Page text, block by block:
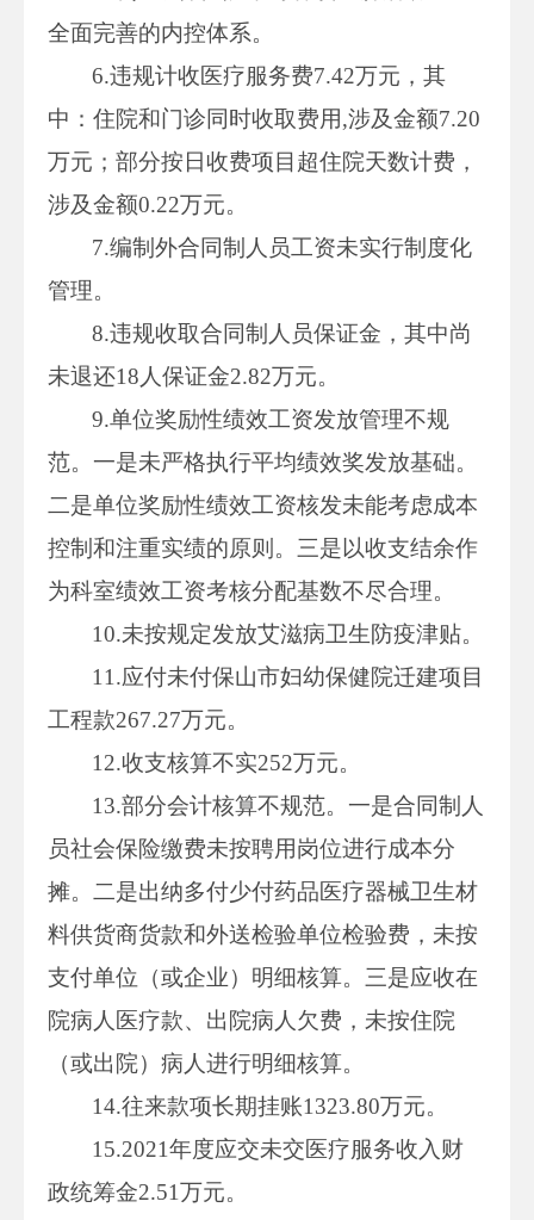
全面完善的内控体系。
6.违规计收医疗服务费7.42万元，其
中：住院和门诊同时收取费用,涉及金额7.20
万元；部分按日收费项目超住院天数计费，
涉及金额0.22万元。
7.编制外合同制人员工资未实行制度化
管理。
8.违规收取合同制人员保证金，其中尚
未退还18人保证金2.82万元。
9.单位奖励性绩效工资发放管理不规
范。一是未严格执行平均绩效奖发放基础。
二是单位奖励性绩效工资核发未能考虑成本
控制和注重实绩的原则。三是以收支结余作
为科室绩效工资考核分配基数不尽合理。
10.未按规定发放艾滋病卫生防疫津贴。
11.应付未付保山市妇幼保健院迁建项目
工程款267.27万元。
12.收支核算不实252万元。
13.部分会计核算不规范。一是合同制人
员社会保险缴费未按聘用岗位进行成本分
摊。二是出纳多付少付药品医疗器械卫生材
料供货商货款和外送检验单位检验费，未按
支付单位（或企业）明细核算。三是应收在
院病人医疗款、出院病人欠费，未按住院
（或出院）病人进行明细核算。
14.往来款项长期挂账1323.80万元。
15.2021年度应交未交医疗服务收入财
政统筹金2.51万元。